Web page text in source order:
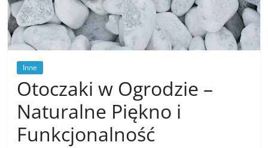
Inne
Otoczaki w Ogrodzie –
Naturalne Piękno i
Funkcjonalność